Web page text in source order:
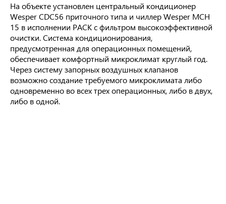
На объекте установлен центральный кондиционер
Wesper CDC56 приточного типа и чиллер Wesper МСН
15 в исполнении РАСК с фильтром высокоэффективной
очистки. Система кондиционирования,
предусмотренная для операционных помещений,
обеспечивает комфортный микроклимат круглый год.
Через систему запорных воздушных клапанов
возможно создание требуемого микроклимата либо
одновременно во всех трех операционных, либо в двух,
либо в одной.